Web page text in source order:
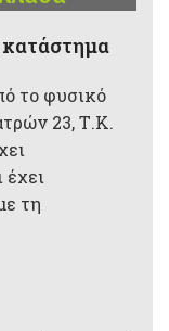
το φυσικό
23, Τ.Κ.
έχει
τη